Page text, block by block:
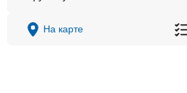
На карте